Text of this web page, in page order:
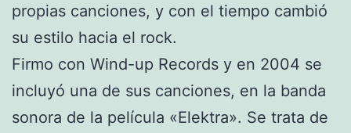
propias canciones, y con el tiempo cambió
su estilo hacia el rock.
Firmo con Wind-up Records y en 2004 se
incluyó una de sus canciones, en la banda
sonora de la película «Elektra». Se trata de